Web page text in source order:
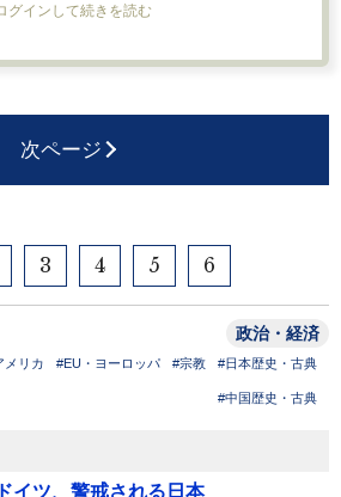
グインして続きを読む
次ページ
3 4 5 6
政治・経済
メリカ #EU・ヨーロッパ #宗教 #日本歴史・古典
#中国歴史・古典
イツ、警戒される日本